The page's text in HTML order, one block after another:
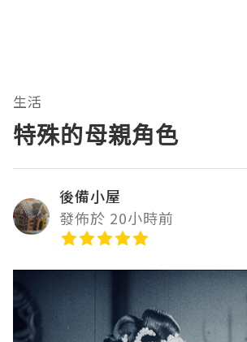
生活
特殊的母親角色
後備小屋
發佈於 20小時前